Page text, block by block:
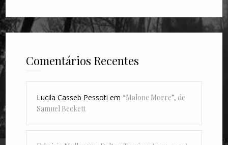
Comentários Recentes
Lucila Casseb Pessoti em “Malone Morre”, de
Samuel Beckett